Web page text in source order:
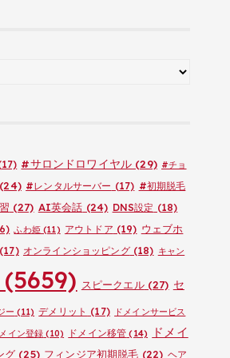
#サロンドロワイヤル (29) #チョ
(24) #レンタルサーバー (17) #初期脱毛
(27) AI英会話 (24) DNS設定 (18)
ふわ姫(11) アウトドア (19) ウェブホ
(17) オンラインショッピング(18) キャン
(5659) スピークエル(27) セ
ー (11) デメリット (17)
ドメインサービス
イン登録 (10) ドメイン移管 (14)
ドメイ
グ (25) フィンジア初期脱毛 (22) ヘア